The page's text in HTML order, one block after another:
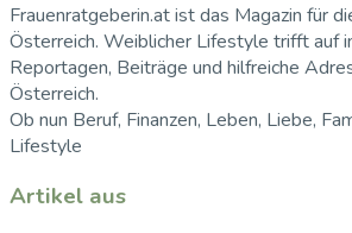
Frauenratgeberin.at ist das Magazin für
Österreich. Weiblicher Lifestyle trifft auf
Reportagen, Beiträge und hilfreiche
Österreich.
Ob nun Beruf, Finanzen, Leben, Liebe,
Lifestyle
Artikel aus